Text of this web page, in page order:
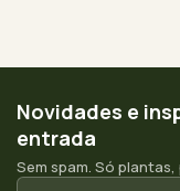
Novidades e
entrada
Sem spam. Só